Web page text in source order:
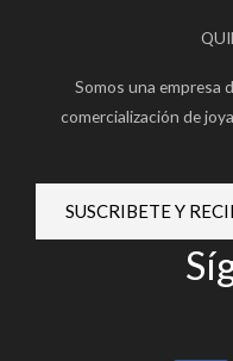
Somos una empresa
comercialización de
SUSCRIBETE Y